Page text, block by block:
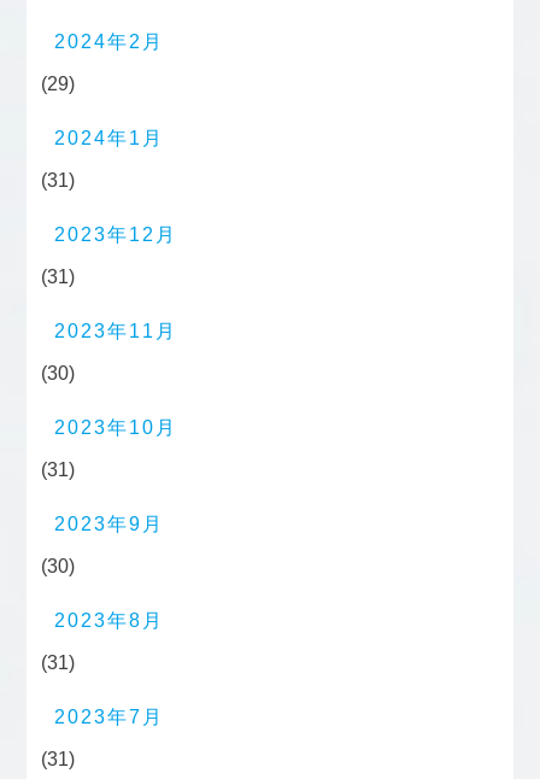
2024年2月
(29)
2024年1月
(31)
2023年12月
(31)
2023年11月
(30)
2023年10月
(31)
2023年9月
(30)
2023年8月
(31)
2023年7月
(31)